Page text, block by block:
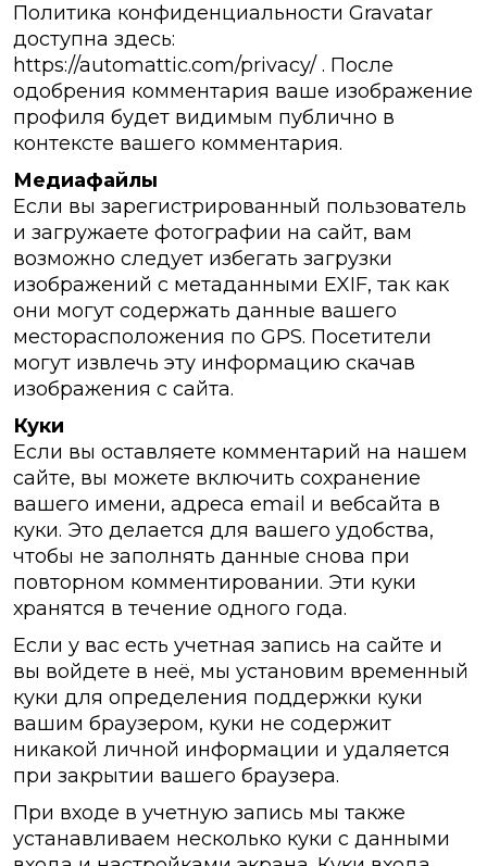
Политика конфиденциальности Gravatar
доступна здесь:
https://automattic.com/privacy/ . После
одобрения комментария ваше изображение
профиля будет видимым публично в
контексте вашего комментария.
Медиафайлы
Если вы зарегистрированный пользователь
и загружаете фотографии на сайт, вам
возможно следует избегать загрузки
изображений с метаданными EXIF, так как
они могут содержать данные вашего
месторасположения по GPS. Посетители
могут извлечь эту информацию скачав
изображения с сайта.
Куки
Если вы оставляете комментарий на нашем
сайте, вы можете включить сохранение
вашего имени, адреса email и вебсайта в
куки. Это делается для вашего удобства,
чтобы не заполнять данные снова при
повторном комментировании. Эти куки
хранятся в течение одного года.
Если у вас есть учетная запись на сайте и
вы войдете в неё, мы установим временный
куки для определения поддержки куки
вашим браузером, куки не содержит
никакой личной информации и удаляется
при закрытии вашего браузера.
При входе в учетную запись мы также
устанавливаем несколько куки с данными